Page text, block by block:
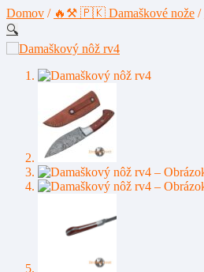
Domov / 🔥⚒️ 🇵🇰 Damaškové nože /
🔍